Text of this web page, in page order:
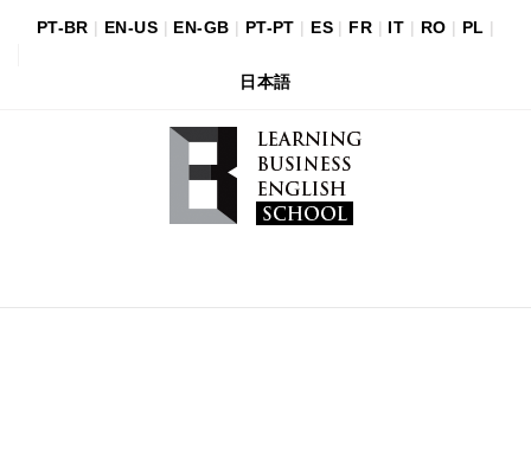
PT-BR | EN-US | EN-GB | PT-PT | ES | FR | IT | RO | PL |
日本語